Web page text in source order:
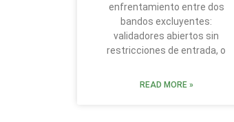
enfrentamiento entre dos
bandos excluyentes:
validadores abiertos sin
restricciones de entrada, o
READ MORE »